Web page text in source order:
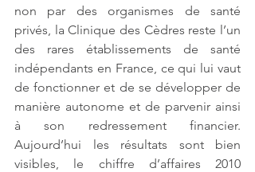
non par des organismes de santé
privés, la Clinique des Cèdres reste l’un
des rares établissements de santé
indépendants en France, ce qui lui vaut
de fonctionner et de se développer de
manière autonome et de parvenir ainsi
à son redressement financier.
Aujourd’hui les résultats sont bien
visibles, le chiffre d’affaires 2010